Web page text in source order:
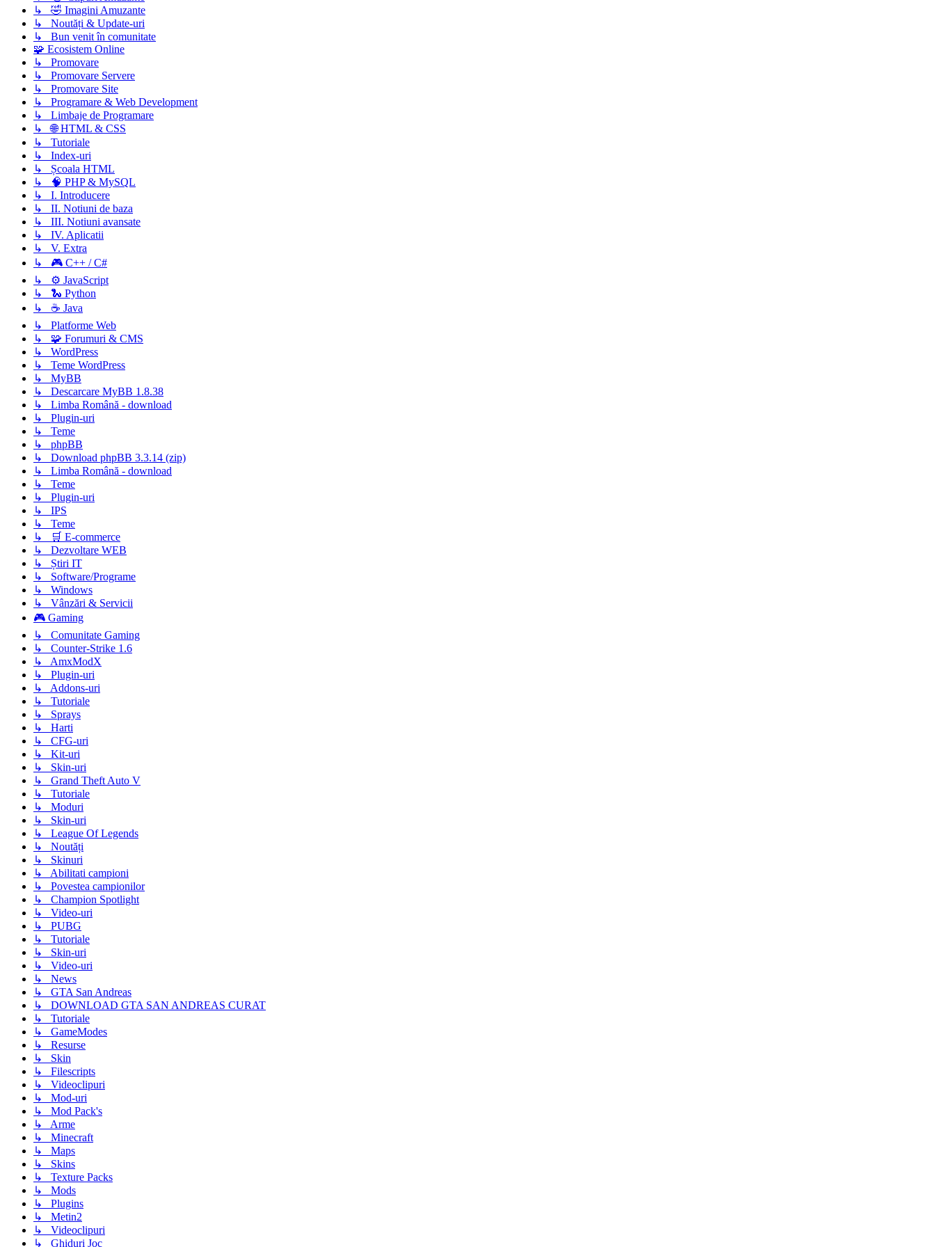
↳ 🤣 Imagini Amuzante
↳ Noutăți & Update-uri
↳ Bun venit în comunitate
🧩 Ecosistem Online
↳ Promovare
↳ Promovare Servere
↳ Promovare Site
↳ Programare & Web Development
↳ Limbaje de Programare
↳ 🌐 HTML & CSS
↳ Tutoriale
↳ Index-uri
↳ Școala HTML
↳ 🧠 PHP & MySQL
↳ I. Introducere
↳ II. Notiuni de baza
↳ III. Notiuni avansate
↳ IV. Aplicatii
↳ V. Extra
↳ 🎮 C++ / C#
↳ ⚙️ JavaScript
↳ 🐍 Python
↳ ☕ Java
↳ Platforme Web
↳ 🧩 Forumuri & CMS
↳ WordPress
↳ Teme WordPress
↳ MyBB
↳ Descarcare MyBB 1.8.38
↳ Limba Română - download
↳ Plugin-uri
↳ Teme
↳ phpBB
↳ Download phpBB 3.3.14 (zip)
↳ Limba Română - download
↳ Teme
↳ Plugin-uri
↳ IPS
↳ Teme
↳ 🛒 E-commerce
↳ Dezvoltare WEB
↳ Știri IT
↳ Software/Programe
↳ Windows
↳ Vânzări & Servicii
🎮 Gaming
↳ Comunitate Gaming
↳ Counter-Strike 1.6
↳ AmxModX
↳ Plugin-uri
↳ Addons-uri
↳ Tutoriale
↳ Sprays
↳ Harti
↳ CFG-uri
↳ Kit-uri
↳ Skin-uri
↳ Grand Theft Auto V
↳ Tutoriale
↳ Moduri
↳ Skin-uri
↳ League Of Legends
↳ Noutăți
↳ Skinuri
↳ Abilitati campioni
↳ Povestea campionilor
↳ Champion Spotlight
↳ Video-uri
↳ PUBG
↳ Tutoriale
↳ Skin-uri
↳ Video-uri
↳ News
↳ GTA San Andreas
↳ DOWNLOAD GTA SAN ANDREAS CURAT
↳ Tutoriale
↳ GameModes
↳ Resurse
↳ Skin
↳ Filescripts
↳ Videoclipuri
↳ Mod-uri
↳ Mod Pack's
↳ Arme
↳ Minecraft
↳ Maps
↳ Skins
↳ Texture Packs
↳ Mods
↳ Plugins
↳ Metin2
↳ Videoclipuri
↳ Ghiduri Joc